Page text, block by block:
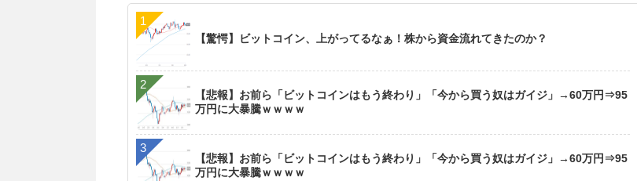
【驚愕】ビットコイン、上がってるなぁ！株から資金流れてきたのか？
【悲報】お前ら「ビットコインはもう終わり」「今から買う奴はガイジ」→60万円⇒95
万円に大暴騰ｗｗｗｗ
【悲報】お前ら「ビットコインはもう終わり」「今から買う奴はガイジ」→60万円⇒95
万円に大暴騰ｗｗｗｗ